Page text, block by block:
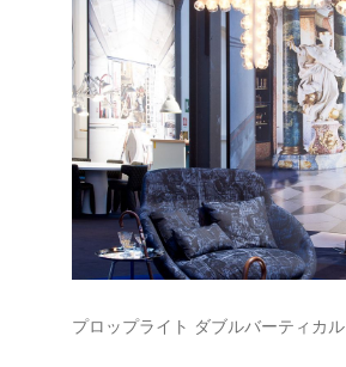
プロップライト ダブルバーティカル